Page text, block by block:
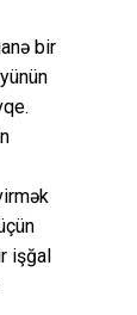
bir
işğal